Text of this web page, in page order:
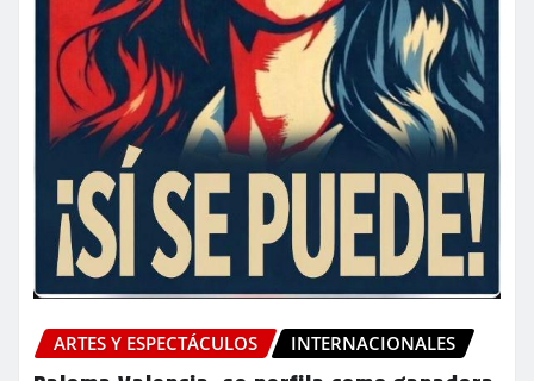
ARTES Y ESPECTÁCULOS INTERNACIONALES